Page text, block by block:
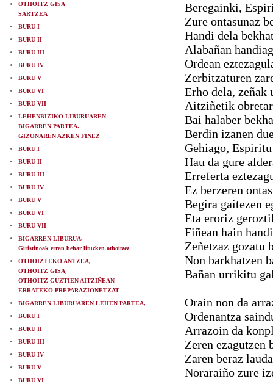
OTHOITZ GISA
SARTZEA
BURU I
BURU II
BURU III
BURU IV
BURU V
BURU VI
BURU VII
LEHENBIZIKO LIBURUAREN
BIGARREN PARTEA.
GIZONAREN AZKEN FINEZ
BURU I
BURU II
BURU III
BURU IV
BURU V
BURU VI
BURU VII
BIGARREN LIBURUA,
Giristinoak erran behar lituzken othoitzez
OTHOIZTEKO ANTZEA,
OTHOITZ GISA,
OTHOITZ GUZTIEN AITZIÑEAN
ERRATEKO PREPARAZIONETZAT
BIGARREN LIBURUAREN LEHEN PARTEA,
BURU I
BURU II
BURU III
BURU IV
BURU V
BURU VI
Beregainki,
Zure ontasunaz
Handi dela
Alabañan
Ordean
Zerbitzaturen
Erho dela, zeñak
Aitziñetik
Bai halaber
Berdin izanen
Gehiago,
Hau da gure
Erreferta
Ez berzeren
Begira gaitezen
Eta eroriz
Fiñean hain
Zeñetzaz gozatu
Non barkhatzen
Bañan urrikitu
Orain non da
Ordenantza
Arrazoin da
Zeren ezagutzen
Zaren beraz
Noraraiño zure